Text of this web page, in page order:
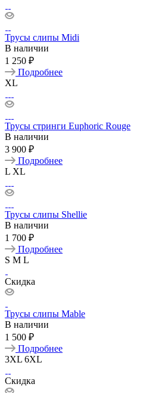
Трусы слипы Midi
В наличии
1 250 ₽
Подробнее
XL
Трусы стринги Euphoric Rouge
В наличии
3 900 ₽
Подробнее
L XL
Трусы слипы Shellie
В наличии
1 700 ₽
Подробнее
S M L
Скидка
Трусы слипы Mable
В наличии
1 500 ₽
Подробнее
3XL 6XL
Скидка